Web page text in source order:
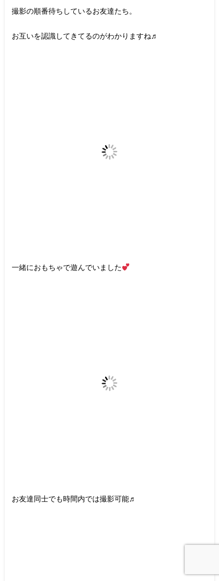
撮影の順番待ちしているお友達たち。
お互いを認識してきてるのがわかりますね♬
一緒におもちゃで遊んでいました
お友達同士でも時間内では撮影可能♬